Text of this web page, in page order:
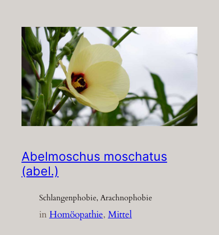
Abelmoschus moschatus
(abel.)
Schlangenphobie, Arachnophobie
inHomöopathie, Mittel